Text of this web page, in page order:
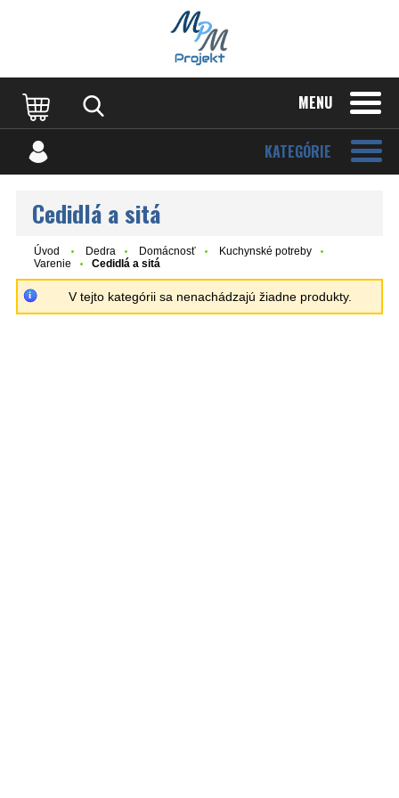
MENU
KATEGÓRIE
Cedidlá a sitá
Úvod Dedra Domácnosť
Kuchynské potreby
Varenie
Cedidlá a sitá
V tejto kategórii sa nenachádzajú žiadne produkty.